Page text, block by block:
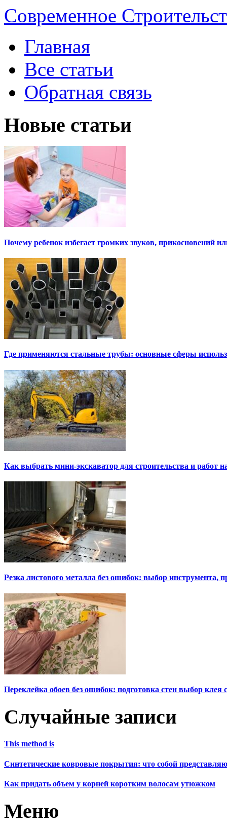
Современное
Главная
Все статьи
Обратная связь
Новые статьи
Почему ребенок избегает громких звуков, прикосновений
Где применяются стальные трубы: основные сферы
Как выбрать мини-экскаватор для строительства и работ
Резка листового металла без ошибок: выбор инструмента,
Переклейка обоев без ошибок: подготовка стен выбор клея
Случайные записи
This method is
Синтетические ковровые покрытия: что собой
Как придать объем у корней коротким волосам утюжком
Меню